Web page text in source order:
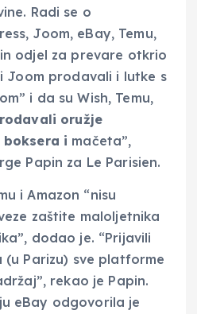
Radi se o
Joom, eBay, Temu,
odjel za prevare otkrio
i Joom prodavali i lutke s
i da su Wish, Temu,
oružje
i mačeta”,
Papin za Le Parisien.
i Amazon “nisu
zaštite maloljetnika
dodao je. “Prijavili
(u Parizu) sve platforme
rekao je Papin.
eBay odgovorila je